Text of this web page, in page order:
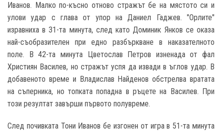
Иванов. Малко по-късно отново стражът бе на мястото си и
улови удар с глава от упор на Даниел Гаджев. "Орлите"
изравниха в 31-та минута, след като Доминик Янков се оказа
най-съобразителен при едно разбъркване в наказателното
поле. В 42-та минута Цветослав Петров изненада от фал
Християн Василев, но стражът успя да извади в ъглов удар. В
добавеното време и Владислав Найденов обстрелва вратата
на съперника, но топката попадна в ръцете на Василев. При
този резултат завърши първото полувреме.
След почивката Тони Иванов бе изгонен от игра в 51-та минута